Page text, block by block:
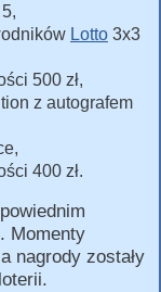
Lotto 3x3
500 zł,
z autografem
400 zł.
Momenty
nagrody zostały